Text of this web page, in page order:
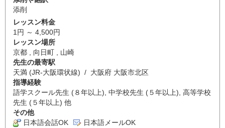
添削
レッスン料金
1円 ～ 4,500円
レッスン場所
京都 , 向日町 , 山崎
先生の最寄駅
天満 (JR-大阪環状線) / 大阪府 大阪市北区
指導経験
語学スクール先生 (８年以上), 中学校先生 (５年以上), 高等学校
先生 (５年以上) 他
その他
日本語会話OK
日本語メールOK